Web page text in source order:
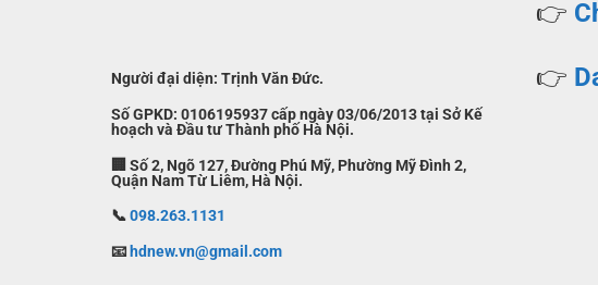
Người đại diện: Trịnh Văn Đức.
Số GPKD: 0106195937 cấp ngày 03/06/2013 tại Sở Kế
hoạch và Đầu tư Thành phố Hà Nội.
🏢 Số 2, Ngõ 127, Đường Phú Mỹ, Phường Mỹ Đình 2,
Quận Nam Từ Liêm, Hà Nội.
📞098.263.1131
📧 hdnew.vn@gmail.com
👉
👉